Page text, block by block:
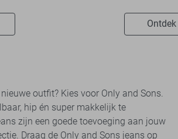
outfit? Kies voor Only and Sons.
hip én super makkelijk te
zijn een goede toevoeging aan jouw
Draag de Only and Sons jeans op